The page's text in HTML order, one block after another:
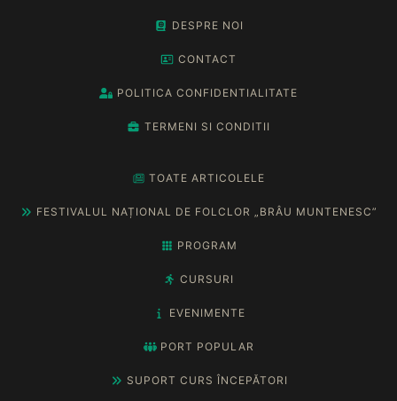
DESPRE NOI
CONTACT
POLITICA CONFIDENTIALITATE
TERMENI SI CONDITII
TOATE ARTICOLELE
FESTIVALUL NAȚIONAL DE FOLCLOR „BRÂU MUNTENESC”
PROGRAM
CURSURI
EVENIMENTE
PORT POPULAR
SUPORT CURS ÎNCEPĂTORI